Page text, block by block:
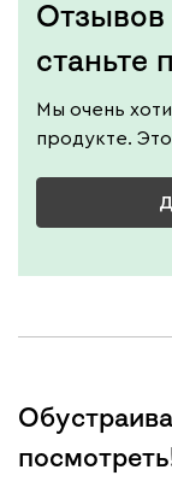
Отзывов
станьте
Мы очень
продукте.